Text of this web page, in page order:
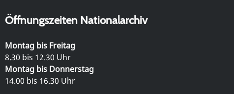
Öffnungszeiten Nationalarchiv
Montag bis Freitag
8.30 bis 12.30 Uhr
Montag bis Donnerstag
14.00 bis 16.30 Uhr